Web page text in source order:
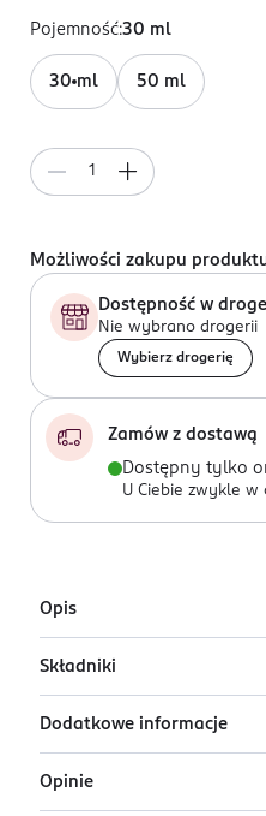
Pojemność:30 ml
30 ml 50 ml
Możliwości zakupu
Dostępność w
Nie wybrano drogerii
Wybierz drogerię
Zamów z dostawą
Dostępny tylko
U Ciebie zwykle w
Opis
Damska woda
zniewalający i bardzo
który łączy ciepłą wanilię
akcentami. Otwiera się
otulonych kremową wanilią
Składniki
Ingredients: : ALCOHOL
TOCOPHEROL, LIMONENE,
BENZYL SALICYLATE,
Dodatkowe informacje
PRZYGOTOWANIE I
Opinie